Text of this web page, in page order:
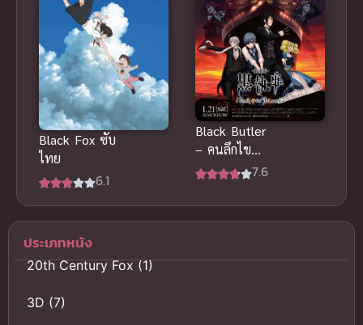
Black Fox ซับ
ไทย
6.1
Black Butler
– คนลึกไข
ปริศนาลับ เด
of the
Atlantic ซับ
7.6
ประเภทหนัง
20th Century Fox(1)
3D (7)